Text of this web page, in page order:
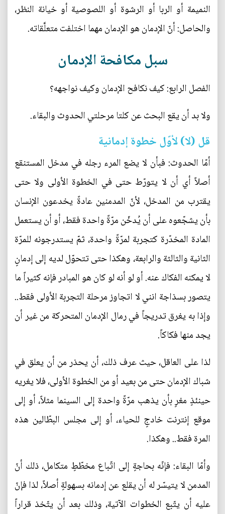
النميمة أو الربا أو الرشوة أو اللصوصية أو خيانة النظر،
والحاصل: أنّ الإدمان هو الإدمان مهما اختلفت متعلَّقاته.
سبل مكافحة الإدمان
الفصل الرابع: كيف نكافح الإدمان وكيف نواجهه؟
ولا بد أن يقع البحث عن كلتا مرحلتي الحدوث والبقاء.
قل (لا) لأوّل خطوة إدمانية
أمّا الحدوث: فبأن لا يضع المرء رجله في مدخل المستنقع
أصلاً أي أن لا يتورّط حتى في الخطوة الأولى ولا حتى
يقترب من المدخل، لأنّ المدمنين عادةً يخدعون الإنسان
بأن يشجّعوه على أن يُدخّن مرّةً واحدة فقط، أو أن يستعمل
المادة المخدّرة كتجربة لمرّةً واحدة، ثمّ يستدرجونه للمرّة
الثانية والثالثة والرابعة، وهكذا حتى تتحوّل لديه إلى إدمانٍ
لا يمكنه الفكاك عنه. أو لو أنه لو كان هو المبادر فإنه كثيراً ما
يتصور بسذاجة انني لا اتجاوز مرحلة التجربة الأولى فقط..
وإذا به يغرق تدريجاً في رمال الإدمان المتحركة من غير أن
يجد منها فكاكاً.
لذا على العاقل، حيث عرف ذلك، أن يحذر من أن يعلق في
شباك الإدمان حتى من بعيد أو من الخطوة الأولى، فلا يغريه
حينئذٍ مغرٍ بأن يذهب مرّةً واحدة إلى السينما مثلاً، أو إلى
موقع إنترنت خادجٍ للحياء، أو إلى مجلس البطّالين هذه
المرة فقط.. وهكذا.
وأمّا البقاء: فإنّه بحاجةٍ إلى اتّباع مخطّطٍ متكامل، ذلك أنّ
المدمن لا يتيسّر له أن يقلع عن إدمانه بسهولةٍ أصلاً، لذا فإنّ
عليه أن يتّبع الخطوات الآتية، وذلك بعد أن يتّخذ قراراً